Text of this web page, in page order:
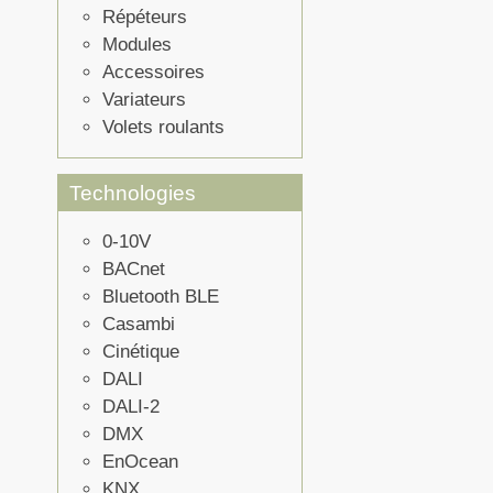
Répéteurs
Modules
Accessoires
Variateurs
Volets roulants
Technologies
0-10V
BACnet
Bluetooth BLE
Casambi
Cinétique
DALI
DALI-2
DMX
EnOcean
KNX